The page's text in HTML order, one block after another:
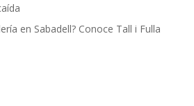
en Sabadell? Conoce Tall i Fulla